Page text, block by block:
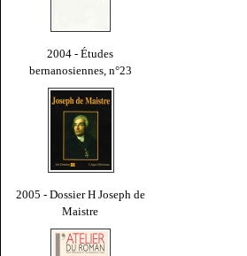
2004 - Études
bernanosiennes, n°23
2005 - Dossier H Joseph de
Maistre